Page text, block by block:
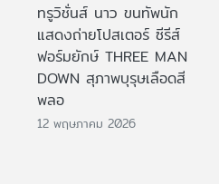
ทรูวิชั่นส์ นาว ขนทัพนัก
แสดงถ่ายโปสเตอร์ ซีรีส์
ฟอร์มยักษ์ THREE MAN
DOWN สุภาพบุรุษเลือดสี
พลอ
12 พฤษภาคม 2026